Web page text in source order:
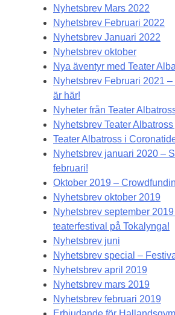
Nyhetsbrev Mars 2022
Nyhetsbrev Februari 2022
Nyhetsbrev Januari 2022
Nyhetsbrev oktober
Nya äventyr med Teater
Nyhetsbrev Februari 2021
är här!
Nyheter från Teater
Nyhetsbrev Teater
Teater Albatross i
Nyhetsbrev januari 2020 –
februari!
Oktober 2019 –
Nyhetsbrev oktober 2019
Nyhetsbrev september 2019
teaterfestival på Tokalynga!
Nyhetsbrev juni
Nyhetsbrev special –
Nyhetsbrev april 2019
Nyhetsbrev mars 2019
Nyhetsbrev februari 2019